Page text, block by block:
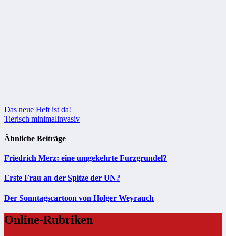
Beitragsnavigation
Das neue Heft ist da!
Tierisch minimalinvasiv
Ähnliche Beiträge
Friedrich Merz: eine umgekehrte Furzgrundel?
Erste Frau an der Spitze der UN?
Der Sonntagscartoon von Holger Weyrauch
Online-Rubriken